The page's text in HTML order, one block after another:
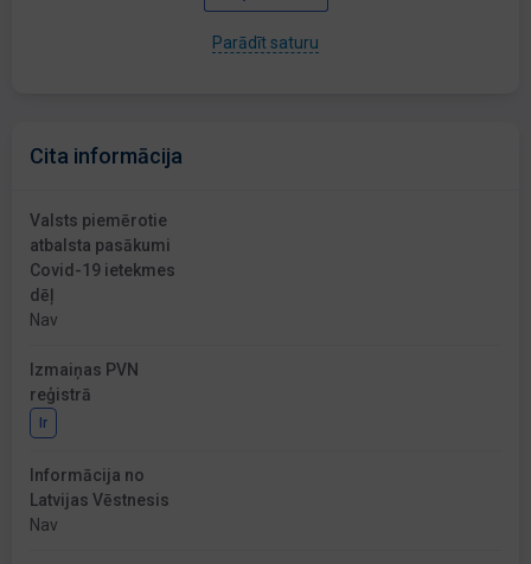
Parādīt saturu
Cita informācija
Valsts piemērotie
atbalsta pasākumi
Covid-19 ietekmes
dēļ
Nav
Izmaiņas PVN
reģistrā
Ir
Informācija no
Latvijas Vēstnesis
Nav